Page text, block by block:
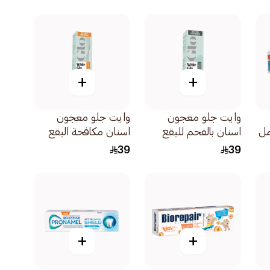
+
وايت جلو معجون
اسنان بالفحم للبقع
العنيده 115جرام
39
+
وايت جلو معجون
اسنان مكافحة البقع
115جرام
39
+
+